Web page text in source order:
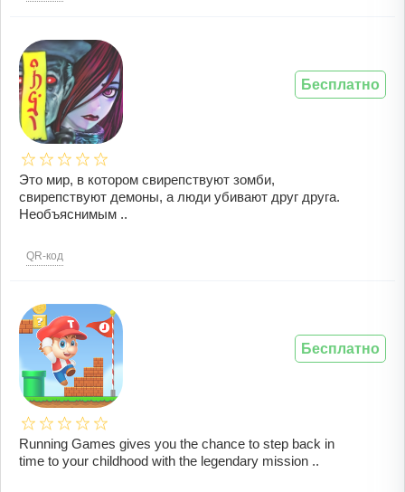
Это мир, в котором свирепствуют зомби,
свирепствуют демоны, а люди убивают друг друга.
Необъяснимым ..
QR-код
Бесплатно
Running Games gives you the chance to step back in
time to your childhood with the legendary mission ..
Бесплатно